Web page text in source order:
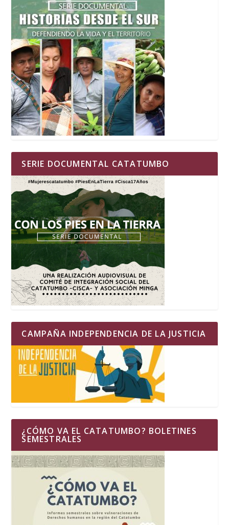
SERIE DOCUMENTAL CATATUMBO
CAMPAÑA INDEPENDENCIA DE LA JUSTICIA
¿CÓMO VA EL CATATUMBO? BOLETINES
SEMESTRALES